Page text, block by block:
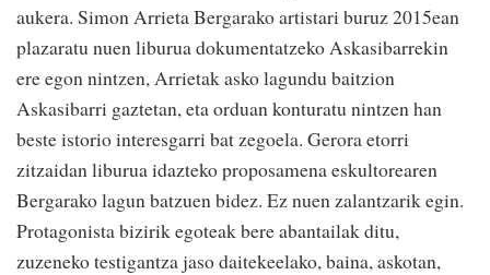
aukera. Simon Arrieta Bergarako artistari buruz 2015ean
plazaratu nuen liburua dokumentatzeko Askasibarrekin
ere egon nintzen, Arrietak asko lagundu baitzion
Askasibarri gaztetan, eta orduan konturatu nintzen han
beste istorio interesgarri bat zegoela. Gerora etorri
zitzaidan liburua idazteko proposamena eskultorearen
Bergarako lagun batzuen bidez. Ez nuen zalantzarik egin.
Protagonista bizirik egoteak bere abantailak ditu,
zuzeneko testigantza jaso daitekeelako, baina, askotan,